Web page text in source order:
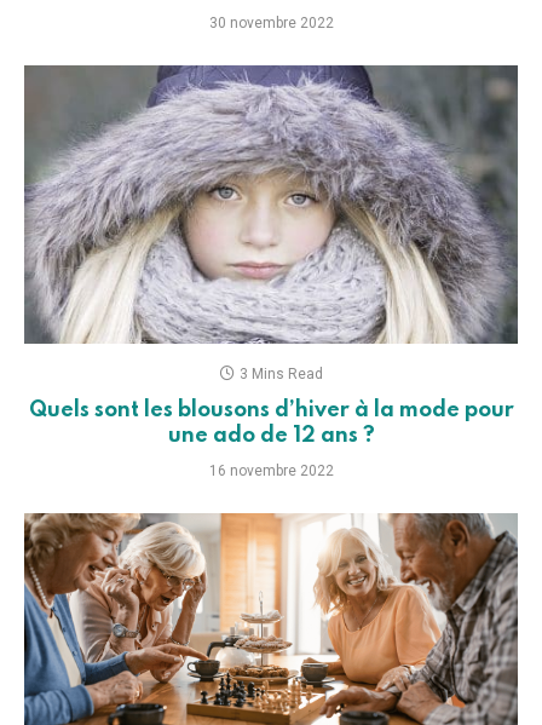
30 novembre 2022
3 Mins Read
Quels sont les blousons d’hiver à la mode pour
une ado de 12 ans ?
16 novembre 2022